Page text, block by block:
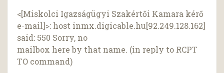
<[Miskolci Igazságügyi Szakértői Kamara kérő
e-mail]>: host inmx.digicable.hu[92.249.128.162]
said: 550 Sorry, no
mailbox here by that name. (in reply to RCPT
TO command)